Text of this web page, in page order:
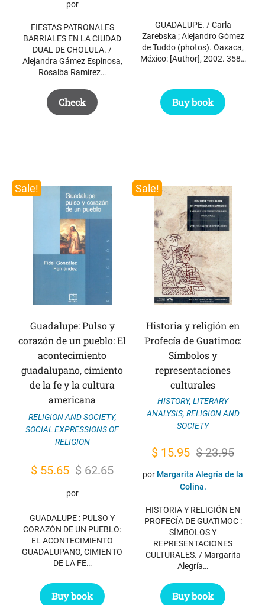
por
FIESTAS PATRONALES
BARRIALES EN LA CIUDAD
DUAL DE CHOLULA. /
Alejandra Gámez Espinosa,
Rosalba Ramírez…
Check
$ 132.50.
$ 50.00.
GUADALUPE. / Carla
Zarebska ; Alejandro Gómez
de Tuddo (photos). Oaxaca,
México: [Author], 2002. 358…
Buy book
Sale!
Guadalupe: Pulso y
corazón de un pueblo: El
acontecimiento
guadalupano, cimiento
de la fe y la cultura
americana
RELIGION AND SOCIETY,
SOCIAL EXPRESSIONS OF
RELIGION
$62.65
Original
$ 62.65.
$ 55.65 Current
$ 55.65.
por
GUADALUPE : PULSO Y
CORAZÓN DE UN PUEBLO:
EL ACONTECIMIENTO
GUADALUPANO, CIMIENTO
DE LA FE…
Buy book
Sale!
Historia y religión en
Profecía de Guatimoc:
Símbolos y
representaciones
culturales
HISTORY, LITERARY
ANALYSIS, RELIGION AND
SOCIETY
$23.95
Original
price
was:
$ 23.95.
$ 15.95 Current
price
is:
$ 15.95.
por Margarita Alegría de la
Colina.
HISTORIA Y RELIGIÓN EN
PROFECÍA DE GUATIMOC :
SÍMBOLOS Y
REPRESENTACIONES
CULTURALES. / Margarita
Alegría…
Buy book